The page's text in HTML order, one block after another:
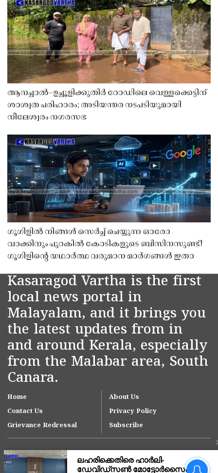
ആനച്ചാൽ–ഉച്ചൂളിക്കുതിർ റോഡിലെ വെള്ളക്കെട്ടിന്
ശാശ്വത പരിഹാരം; അടിയന്തര നടപടിയുമായി
നീലേശ്വരം നഗരസഭ
ഗൂഗിളിൽ നിങ്ങൾ സെർച്ച് ചെയ്യുന്ന ഓരോ
വാക്കിനും പുറകിൽ കോടികളുടെ ബിസിനസുണ്ട്!
ഗൂഗിളിന്റെ യഥാർത്ഥ വരുമാന മാർഗങ്ങൾ ഇതാ
Kasaragod Vartha is the first
local news portal in
Malayalam, and it brings you
the latest updates from in
and around Kerala, especially
from the Malabar area, South
Canara.
Home
About Us
Contact Us
Privacy Policy
Grievance Redressal
Subscribe
ലഹരിക്കെതിരെ ഹാർലി-